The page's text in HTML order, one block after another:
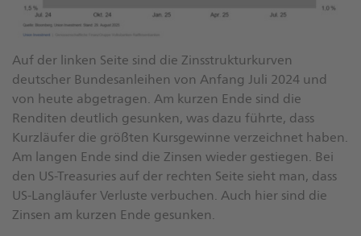
Auf der linken Seite sind die Zinsstrukturkurven
deutscher Bundesanleihen von Anfang Juli 2024 und
von heute abgetragen. Am kurzen Ende sind die
Renditen deutlich gesunken, was dazu führte, dass
Kurzläufer die größten Kursgewinne verzeichnet haben.
Am langen Ende sind die Zinsen wieder gestiegen. Bei
den US-Treasuries auf der rechten Seite sieht man, dass
US-Langläufer Verluste verbuchen. Auch hier sind die
Zinsen am kurzen Ende gesunken.